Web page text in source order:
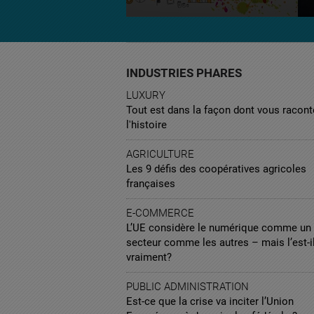
INDUSTRIES PHARES
LUXURY
Tout est dans la façon dont vous
l'histoire
AGRICULTURE
Les 9 défis des coopératives agricoles
françaises
E-COMMERCE
L’UE considère le numérique comme un
secteur comme les autres – mais l’est-
vraiment?
PUBLIC ADMINISTRATION
Est-ce que la crise va inciter l’Union